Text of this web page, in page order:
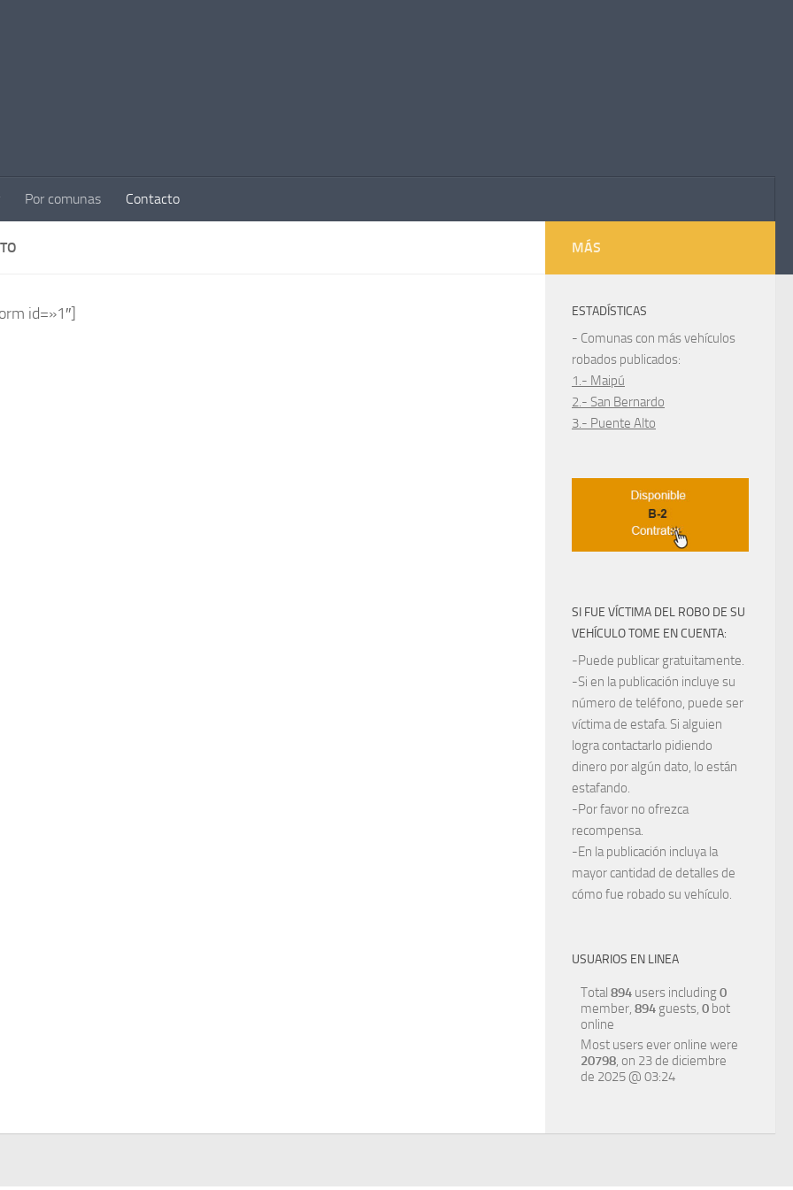
Por comunas Contacto
id=»1″]
MÁS
ESTADÍSTICAS
- Comunas con más vehículos
robados publicados:
1.- Maipú
2.- San Bernardo
3.- Puente Alto
SI FUE VÍCTIMA DEL ROBO DE SU
VEHÍCULO TOME EN CUENTA:
-Puede publicar gratuitamente.
-Si en la publicación incluye su
número de teléfono, puede ser
víctima de estafa. Si alguien
logra contactarlo pidiendo
dinero por algún dato, lo están
estafando.
-Por favor no ofrezca
recompensa.
-En la publicación incluya la
mayor cantidad de detalles de
cómo fue robado su vehículo.
USUARIOS EN LINEA
Total 894 users including0
member, 894 guests, 0 bot
online
Most users ever online were
20798, on 23 de diciembre
de 2025 @ 03:24